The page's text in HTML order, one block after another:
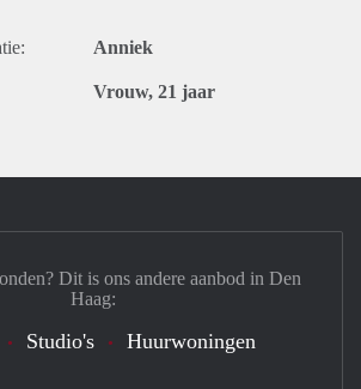
Anniek
Vrouw, 21 jaar
Dit is ons andere aanbod in Den
Haag:
Studio's Huurwoningen